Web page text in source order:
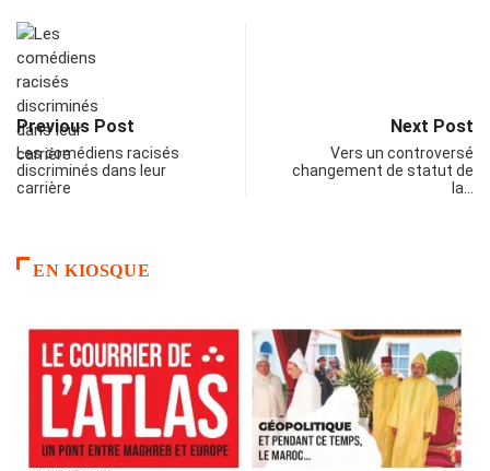
Previous Post
Les comédiens racisés
discriminés dans leur
carrière
Next Post
Vers un controversé
changement de statut de
la…
EN KIOSQUE